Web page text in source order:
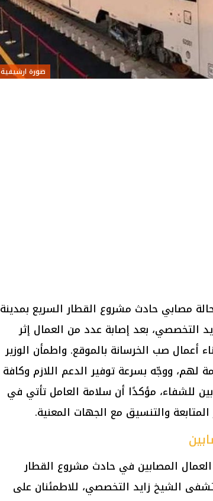
صورة ارشيفية
مصابي حادث مشروع القطار السريع بمدينة
التخصصي، بعد إصابة عدد من العمال إثر
أعمال صب الخرسانة بالموقع. واطمأن الوزير
لهم، ووجّه بسرعة توفير الدعم اللازم وكافة
للشفاء، مؤكدًا أن سلامة العامل تأتي في
والتنسيق مع الجهات المعنية.
المصابين في حادث مشروع القطار
داخل مستشفى الشيخ زايد التخصصي، للاطمئنان على